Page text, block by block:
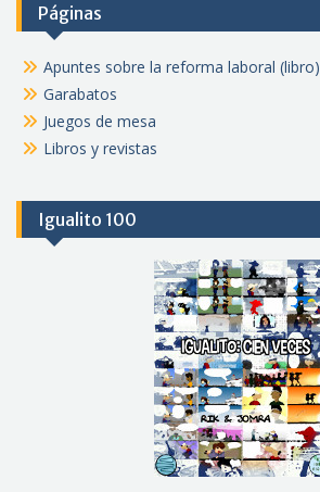
Páginas
Apuntes sobre la reforma laboral (libro)
Garabatos
Juegos de mesa
Libros y revistas
Igualito 100